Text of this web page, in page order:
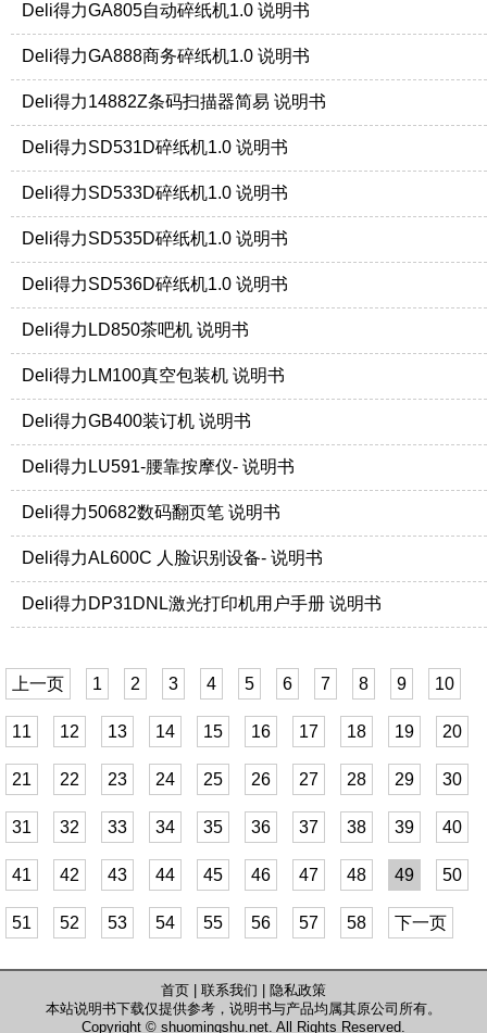
Deli得力GA805自动碎纸机1.0 说明书
Deli得力GA888商务碎纸机1.0 说明书
Deli得力14882Z条码扫描器简易 说明书
Deli得力SD531D碎纸机1.0 说明书
Deli得力SD533D碎纸机1.0 说明书
Deli得力SD535D碎纸机1.0 说明书
Deli得力SD536D碎纸机1.0 说明书
Deli得力LD850茶吧机 说明书
Deli得力LM100真空包装机 说明书
Deli得力GB400装订机 说明书
Deli得力LU591-腰靠按摩仪- 说明书
Deli得力50682数码翻页笔 说明书
Deli得力AL600C 人脸识别设备- 说明书
Deli得力DP31DNL激光打印机用户手册 说明书
上一页 1 2 3 4 5 6 7 8 9 10
11 12 13 14 15 16 17 18 19 20
21 22 23 24 25 26 27 28 29 30
31 32 33 34 35 36 37 38 39 40
41 42 43 44 45 46 47 48 49 50
51 52 53 54 55 56 57 58 下一页
首页 联系我们
隐私政策
本站说明书下载仅提供参考，说明书与产品均属其原公司所有。
Copyright © shuomingshu.net. All Rights Reserved.